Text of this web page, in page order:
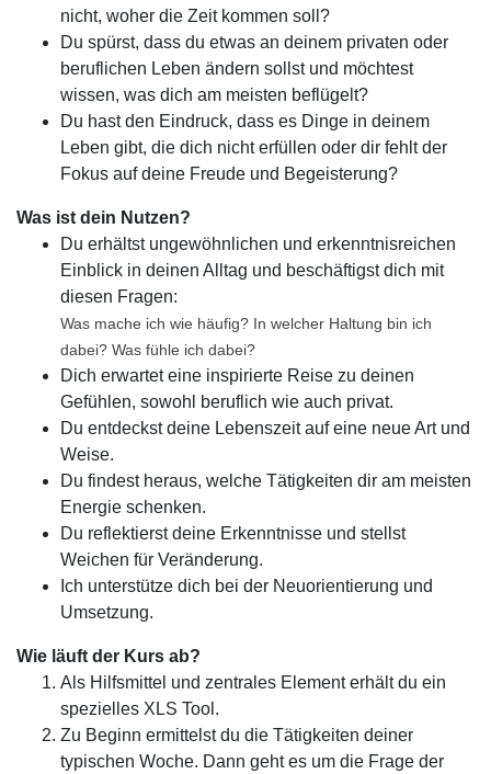
nicht, woher die Zeit kommen soll?
Du spürst, dass du etwas an deinem privaten oder
beruflichen Leben ändern sollst und möchtest
wissen, was dich am meisten beflügelt?
Du hast den Eindruck, dass es Dinge in deinem
Leben gibt, die dich nicht erfüllen oder dir fehlt der
Fokus auf deine Freude und Begeisterung?
Was ist dein Nutzen?
Du erhältst ungewöhnlichen und erkenntnisreichen
Einblick in deinen Alltag und beschäftigst dich mit
diesen Fragen:
Was mache ich wie häufig? In welcher Haltung bin ich
dabei? Was fühle ich dabei?
Dich erwartet eine inspirierte Reise zu deinen
Gefühlen, sowohl beruflich wie auch privat.
Du entdeckst deine Lebenszeit auf eine neue Art und
Weise.
Du findest heraus, welche Tätigkeiten dir am meisten
Energie schenken.
Du reflektierst deine Erkenntnisse und stellst
Weichen für Veränderung.
Ich unterstütze dich bei der Neuorientierung und
Umsetzung.
Wie läuft der Kurs ab?
Als Hilfsmittel und zentrales Element erhält du ein
spezielles XLS Tool.
Zu Beginn ermittelst du die Tätigkeiten deiner
typischen Woche. Dann geht es um die Frage der